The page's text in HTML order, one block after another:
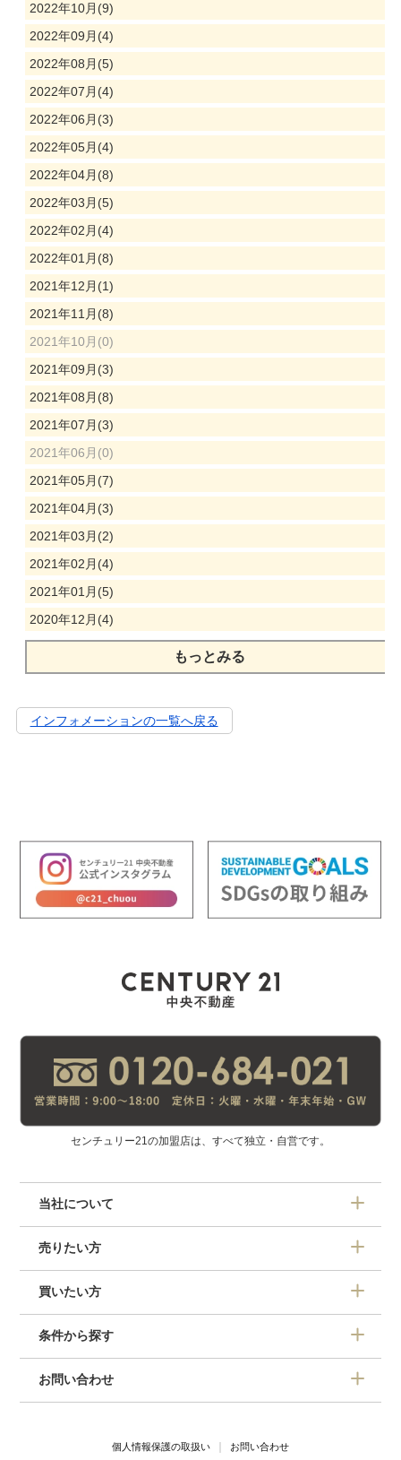
2022年10月(9)
2022年09月(4)
2022年08月(5)
2022年07月(4)
2022年06月(3)
2022年05月(4)
2022年04月(8)
2022年03月(5)
2022年02月(4)
2022年01月(8)
2021年12月(1)
2021年11月(8)
2021年10月(0)
2021年09月(3)
2021年08月(8)
2021年07月(3)
2021年06月(0)
2021年05月(7)
2021年04月(3)
2021年03月(2)
2021年02月(4)
2021年01月(5)
2020年12月(4)
もっとみる
インフォメーションの一覧へ戻る
センチュリー21の加盟店は、すべて独立・自営です。
当社について
売りたい方
買いたい方
条件から探す
お問い合わせ
個人情報保護の取扱い お問い合わせ